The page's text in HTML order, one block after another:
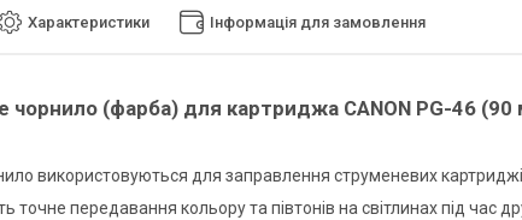
Характеристики Інформація для замовлення
чорнило (фарба) для картриджа CANON PG-46
використовуються для заправлення струменевих
точне передавання кольору та півтонів на світлинах під час